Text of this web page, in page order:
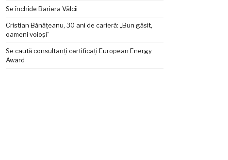
Se închide Bariera Vâlcii
Cristian Bănățeanu, 30 ani de carieră: „Bun găsit,
oameni voioși”
Se caută consultanți certificați European Energy
Award